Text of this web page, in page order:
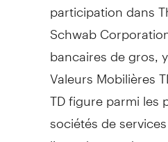
participation dans
Schwab
bancaires de gros,
Valeurs Mobilières
TD figure parmi les
sociétés de